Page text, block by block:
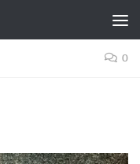
0